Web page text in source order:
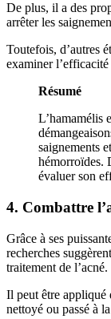
De plus, il a des
arrêter les
Toutefois, d’autres
examiner
Résumé
L’hamamélis
saignements
hémorroïdes.
évaluer son
4. Combattre
Grâce à ses
recherches
traitement de l’acné.
Il peut être appliqué
nettoyé ou passé à